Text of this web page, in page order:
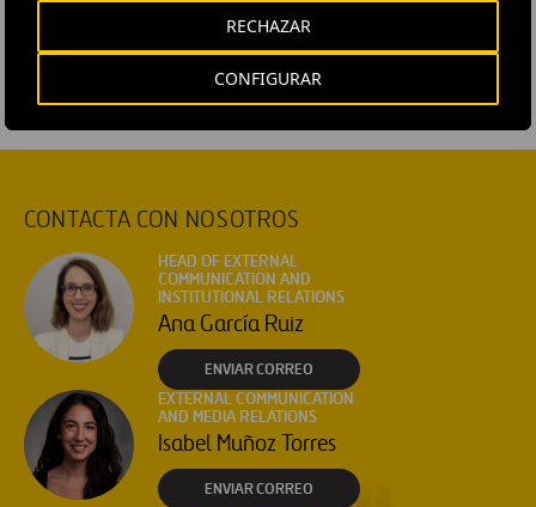
CONFIGURAR
RECHAZAR
CONTACTA CON NOSOTROS
HEAD OF EXTERNAL
COMMUNICATION AND
INSTITUTIONAL RELATIONS
Ana García Ruiz
ENVIAR CORREO
EXTERNAL COMMUNICATION
AND MEDIA RELATIONS
Isabel Muñoz Torres
ENVIAR CORREO